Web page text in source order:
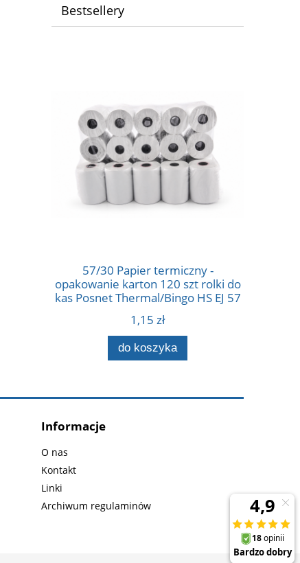
Bestsellery
57/30 Papier termiczny -
opakowanie karton 120 szt rolki do
kas Posnet Thermal/Bingo HS EJ 57
mm x 30 m. Sprzedajemy tylko
wielokrotności opakowań, 120, 240
itd.
1,15 zł
do koszyka
Informacje
O nas
Kontakt
Linki
Archiwum regulaminów